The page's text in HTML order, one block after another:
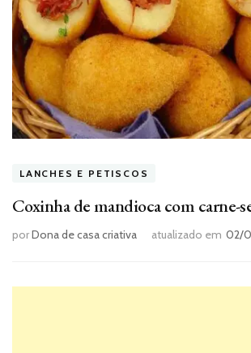
LANCHES E PETISCOS
Coxinha de mandioca com carne-
porDona de casa criativa atualizado em 02/